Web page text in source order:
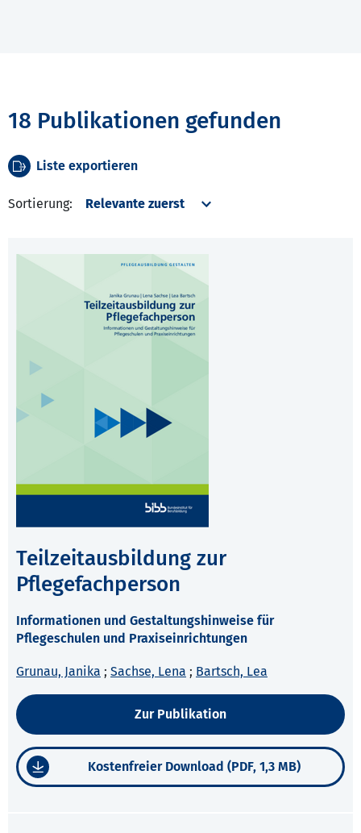
18 Publikationen gefunden
Liste exportieren
Sortierung:
Teilzeitausbildung zur
Pflegefachperson
Informationen und Gestaltungshinweise für
Pflegeschulen und Praxiseinrichtungen
Grunau, Janika ; Sachse, Lena ; Bartsch, Lea
Zur Publikation
Kostenfreier Download (PDF, 1,3 MB)